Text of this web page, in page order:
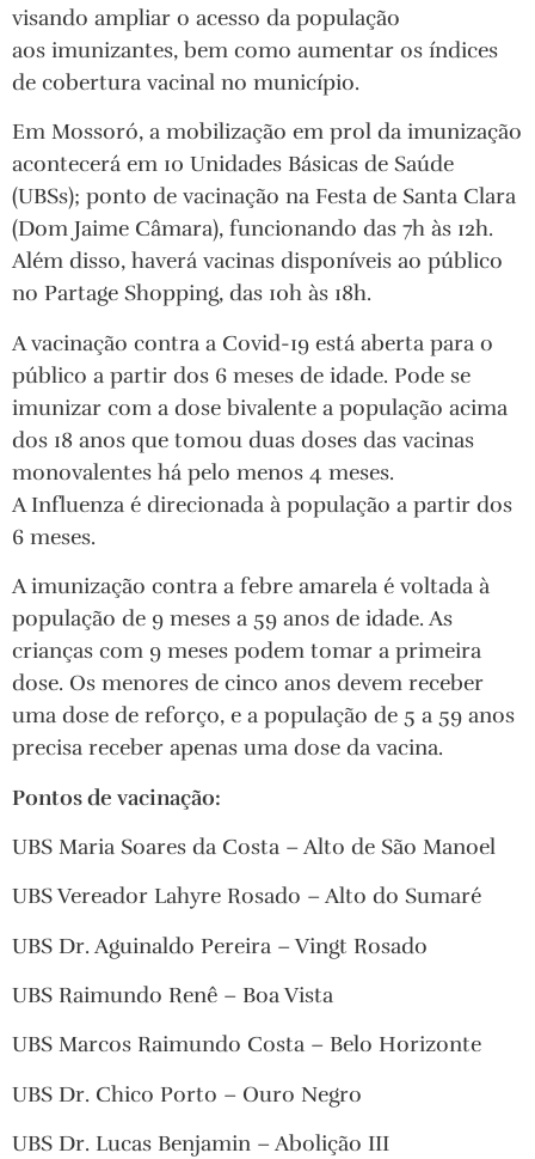
visando ampliar o acesso da população
aos imunizantes, bem como aumentar os índices
de cobertura vacinal no município.
Em Mossoró, a mobilização em prol da imunização
acontecerá em 10 Unidades Básicas de Saúde
(UBSs); ponto de vacinação na Festa de Santa Clara
(Dom Jaime Câmara), funcionando das 7h às 12h.
Além disso, haverá vacinas disponíveis ao público
no Partage Shopping, das 10h às 18h.
A vacinação contra a Covid-19 está aberta para o
público a partir dos 6 meses de idade. Pode se
imunizar com a dose bivalente a população acima
dos 18 anos que tomou duas doses das vacinas
monovalentes há pelo menos 4 meses.
A Influenza é direcionada à população a partir dos
6 meses.
A imunização contra a febre amarela é voltada à
população de 9 meses a 59 anos de idade. As
crianças com 9 meses podem tomar a primeira
dose. Os menores de cinco anos devem receber
uma dose de reforço, e a população de 5 a 59 anos
precisa receber apenas uma dose da vacina.
Pontos de vacinação:
UBS Maria Soares da Costa – Alto de São Manoel
UBS Vereador Lahyre Rosado – Alto do Sumaré
UBS Dr. Aguinaldo Pereira – Vingt Rosado
UBS Raimundo Renê – Boa Vista
UBS Marcos Raimundo Costa – Belo Horizonte
UBS Dr. Chico Porto – Ouro Negro
UBS Dr. Lucas Benjamin – Abolição III